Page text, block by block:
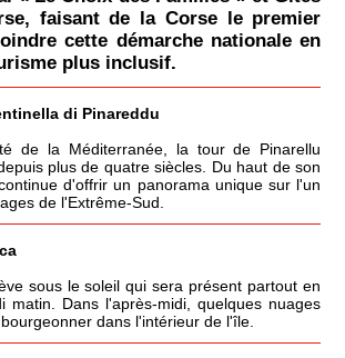
faisant de la Corse le premier
cette démarche nationale en
plus inclusif.
di Pinareddu
de la Méditerranée, la tour de Pinarellu
plus de quatre siècles. Du haut de son
d'offrir un panorama unique sur l'un
de l'Extrême-Sud.
sous le soleil qui sera présent partout en
matin. Dans l'après-midi, quelques nuages
dans l'intérieur de l'île.